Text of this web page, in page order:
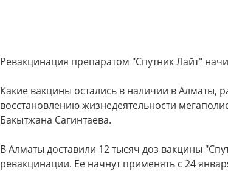
Ревакцинация препаратом "Спутник Лайт"
Какие вакцины остались в наличии в Алматы,
восстановлению жизнедеятельности
Бакытжана Сагинтаева.
В Алматы доставили 12 тысяч доз вакцины
ревакцинации. Ее начнут применять с 24